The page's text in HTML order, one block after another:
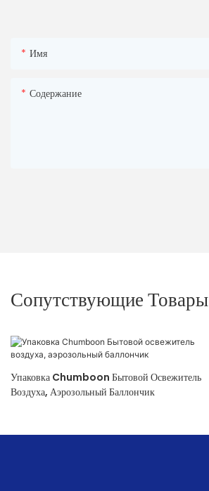
Имя
Содержание
Сопутствующие Товары
Упаковка Chumboon Бытовой Освежитель
Воздуха, Аэрозольный Баллончик